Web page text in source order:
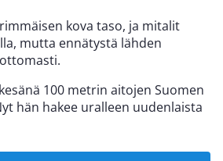
kova taso, ja mitalit
mutta ennätystä lähden
100 metrin aitojen Suomen
hän hakee uralleen uudenlaista